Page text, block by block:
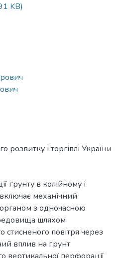
KB)
розвитку і торгівлі України
ґрунту в колійному і
механічний
з одночасною
шляхом
стисненого повітря через
вплив на ґрунт